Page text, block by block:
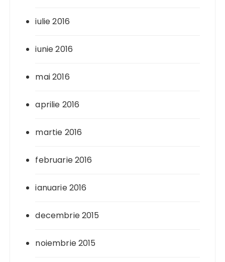
iulie 2016
iunie 2016
mai 2016
aprilie 2016
martie 2016
februarie 2016
ianuarie 2016
decembrie 2015
noiembrie 2015